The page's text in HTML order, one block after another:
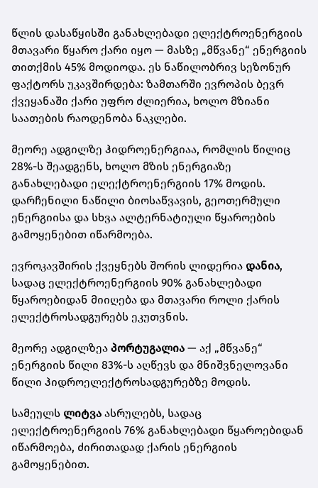
წლის დასაწყისში განახლებადი ელექტროენერგიის
მთავარი წყარო ქარი იყო — მასზე „მწვანე“ ენერგიის
თითქმის 45% მოდიოდა. ეს ნაწილობრივ სეზონურ
ფაქტორს უკავშირდება: ზამთარში ევროპის ბევრ
ქვეყანაში ქარი უფრო ძლიერია, ხოლო მზიანი
საათების რაოდენობა ნაკლები.
მეორე ადგილზე ჰიდროენერგიაა, რომლის წილიც
28%-ს შეადგენს, ხოლო მზის ენერგიაზე
განახლებადი ელექტროენერგიის 17% მოდის.
დარჩენილი ნაწილი ბიოსაწვავის, გეოთერმული
ენერგიისა და სხვა ალტერნატიული წყაროების
გამოყენებით იწარმოება.
ევროკავშირის ქვეყნებს შორის ლიდერია დანია,
სადაც ელექტროენერგიის 90% განახლებადი
წყაროებიდან მიიღება და მთავარი როლი ქარის
ელექტროსადგურებს ეკუთვნის.
მეორე ადგილზეა პორტუგალია — აქ „მწვანე“
ენერგიის წილი 83%-ს აღწევს და მნიშვნელოვანი
წილი ჰიდროელექტროსადგურებზე მოდის.
სამეულს ლიტვა ასრულებს, სადაც
ელექტროენერგიის 76% განახლებადი წყაროებიდან
იწარმოება, ძირითადად ქარის ენერგიის
გამოყენებით.